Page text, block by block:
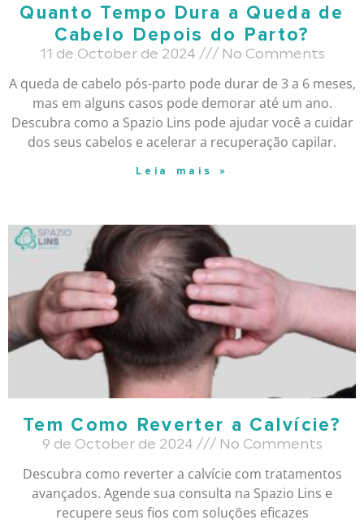
Quanto Tempo Dura a Queda de
Cabelo Depois do Parto?
11 de October de 2024 No Comments
A queda de cabelo pós-parto pode durar de 3 a 6 meses,
mas em alguns casos pode demorar até um ano.
Descubra como a Spazio Lins pode ajudar você a cuidar
dos seus cabelos e acelerar a recuperação capilar.
Leia mais »
Tem Como Reverter a Calvície?
9 de October de 2024 No Comments
Descubra como reverter a calvície com tratamentos
avançados. Agende sua consulta na Spazio Lins e
recupere seus fios com soluções eficazes